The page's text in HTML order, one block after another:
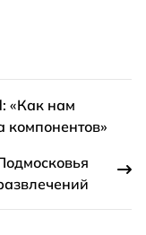
«Как нам
компонентов»